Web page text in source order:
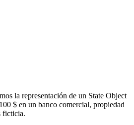
la representación de un State Object
$ en un banco comercial, propiedad
ficticia.